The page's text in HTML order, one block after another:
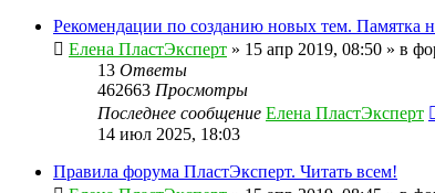
Рекомендации по созданию новых тем. Памятка
Елена ПластЭксперт » 15 апр 2019, 08:50 » в
13 Ответы
462663 Просмотры
Последнее сообщение Елена ПластЭксперт
14 июл 2025, 18:03
Правила форума ПластЭксперт. Читать всем!